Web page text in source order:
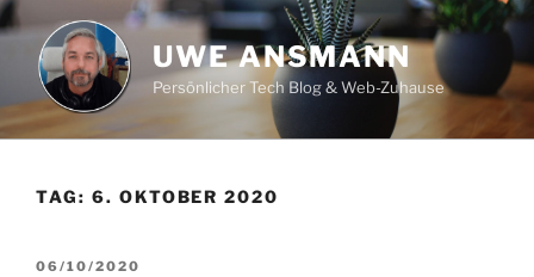
Zum
Inhalt
springen
UWE ANSMANN
Persönlicher Tech Blog & Web-Zuhause
TAG: 6. OKTOBER 2020
VERÖFFENTLICHT
06/10/2020